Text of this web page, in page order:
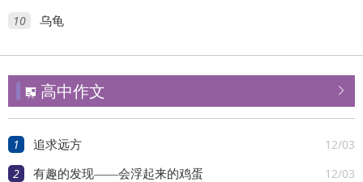
10 乌龟

 高中作文
1 12/03
追求远方
2 12/03
有趣的发现——会浮起来的鸡蛋